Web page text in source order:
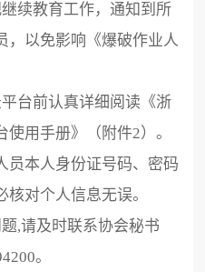
续教育工作，通知到所
，以免影响《爆破作业人
台前认真详细阅读《浙
用手册》（附件2）。
员本人身份证号码、密码
对个人信息无误。
,请及时联系协会秘书
。